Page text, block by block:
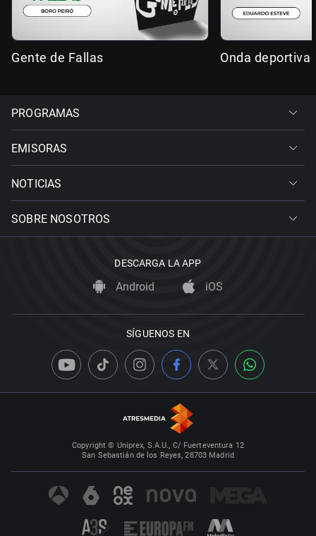
Gente de Fallas Onda deportiva
PROGRAMAS
EMISORAS
NOTICIAS
SOBRE NOSOTROS
DESCARGA LA APP
Android iOS
SÍGUENOS EN
Copyright © Uniprex, S.A.U., C/ Fuerteventura 12
San Sebastián de los Reyes, 28703 Madrid